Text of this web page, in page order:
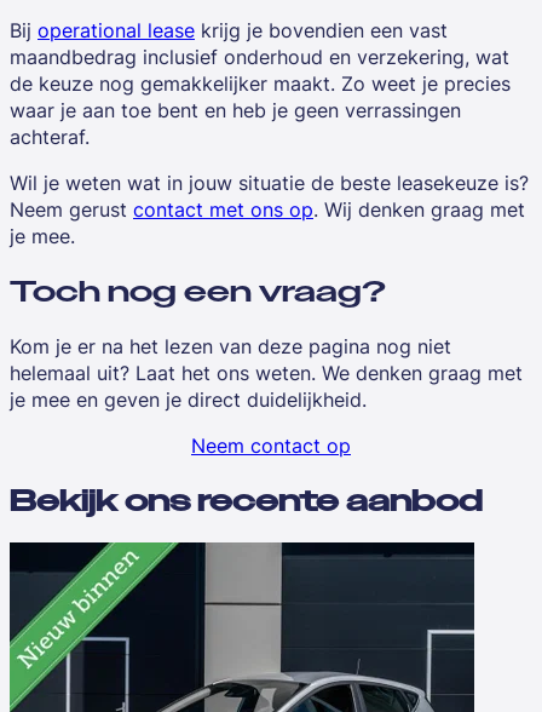
Bij operational lease krijg je bovendien een vast
maandbedrag inclusief onderhoud en verzekering, wat
de keuze nog gemakkelijker maakt. Zo weet je precies
waar je aan toe bent en heb je geen verrassingen
achteraf.
Wil je weten wat in jouw situatie de beste leasekeuze is?
Neem gerust contact met ons op. Wij denken graag met
je mee.
Toch nog een vraag?
Kom je er na het lezen van deze pagina nog niet
helemaal uit? Laat het ons weten. We denken graag met
je mee en geven je direct duidelijkheid.
Neem contact op
Bekijk ons recente aanbod